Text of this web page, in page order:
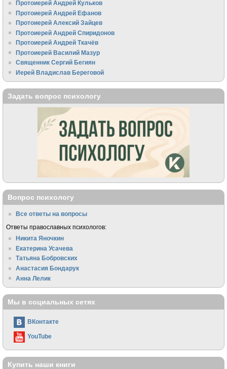
Протоиерей Андрей Кульков
Протоиерей Андрей Ефанов
Протоиерей Алексий Зайцев
Протоиерей Андрей Спиридонов
Протоиерей Андрей Ткачёв
Протоиерей Василий Мазур
Священник Сергий Бегиян
Иерей Владислав Береговой
Задать вопрос психологу
Вопрос психологу
Все ответы на вопросы
Ответы православных психологов:
Никита Яночкин
Екатерина Усачева
Татьяна Бобровских
Анастасия Бондарук
Анна Лелик
Мы в социальных сетях
ВКонтакте
YouTube
Купить наши книги